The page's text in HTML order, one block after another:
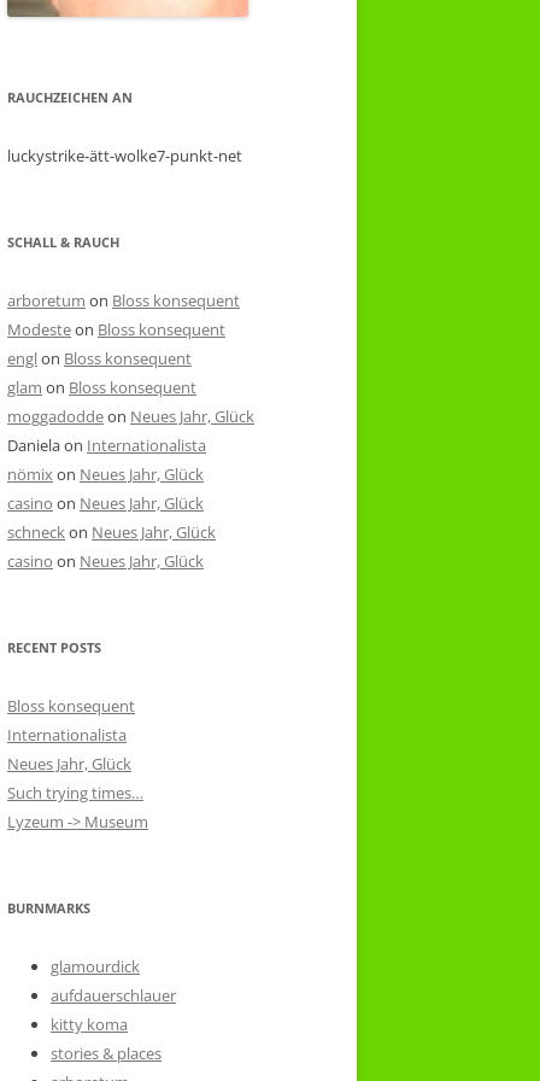
RAUCHZEICHEN AN
luckystrike-ätt-wolke7-punkt-net
SCHALL & RAUCH
arboretum on Bloss konsequent
Modesteon Bloss konsequent
englon Bloss konsequent
glam on Bloss konsequent
moggadoddeon Neues Jahr, Glück
Danielaon Internationalista
nömixon Neues Jahr, Glück
casino on Neues Jahr, Glück
schneckon Neues Jahr, Glück
casino on Neues Jahr, Glück
RECENT POSTS
Bloss konsequent
Internationalista
Neues Jahr, Glück
Such trying times…
Lyzeum -> Museum
BURNMARKS
glamourdick
aufdauerschlauer
kitty koma
stories & places